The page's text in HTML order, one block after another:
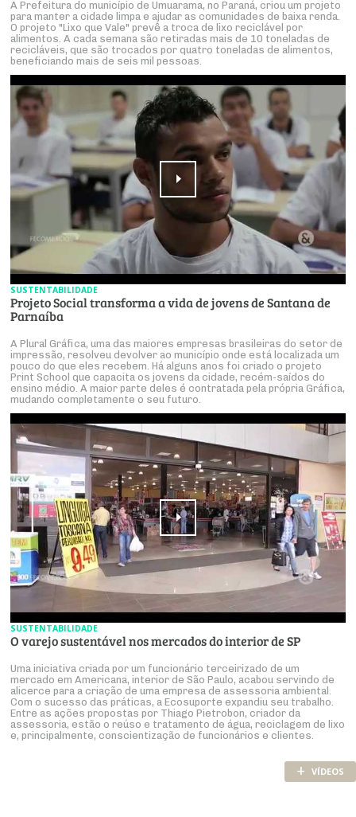
A Prefeitura do município de Umuarama, no Paraná, criou um projeto
para manter a cidade limpa e ajudar as comunidades de baixa renda.
O projeto "Lixo que Vale" prevê a troca de lixo reciclável por
alimentos. A cada semana são retiradas mais de 10 toneladas de
recicláveis, que são trocados por quatro toneladas de alimentos,
beneficiando mais de seis mil pessoas.
SUSTENTABILIDADE
Projeto Social transforma a vida de jovens de Santana de
Parnaíba
A Plural Gráfica, uma das maiores empresas brasileiras do setor de
impressão, resolveu devolver ao município onde está localizada um
pouco do que eles recebem. Há alguns anos foi criado o projeto
Print School que capacita os jovens da cidade, recém-saídos do
ensino médio. A maior parte deles é contratada pela própria Gráfica,
mudando completamente o seu futuro.
SUSTENTABILIDADE
O varejo sustentável nos mercados do interior de SP
Uma iniciativa criada por um funcionário terceirizado de um
mercado em Americana, interior de São Paulo, acabou servindo de
alicerce para a criação de uma empresa de assessoria ambiental.
Com o sucesso das práticas, a Ecosuporte expandiu seu trabalho.
Entre as ações propostas por Thiago Pietrobon, criador da
assessoria, estão o reúso e tratamento de água, reciclagem de lixo
e, principalmente, conscientização de funcionários e clientes.
+ VÍDEOS